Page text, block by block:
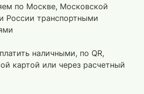
по Москве, Московской
России транспортными
наличными, по QR,
картой или через расчетный